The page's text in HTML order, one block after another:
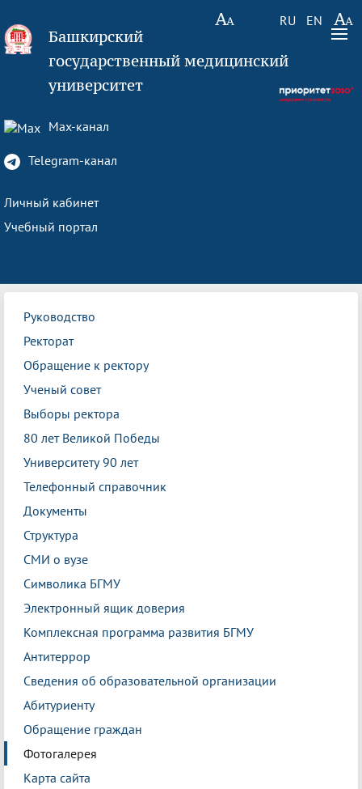
RU EN
Башкирский
государственный медицинский
университет
Max-канал
Telegram-канал
Личный кабинет
Учебный портал
Руководство
Ректорат
Обращение к ректору
Ученый совет
Выборы ректора
80 лет Великой Победы
Университету 90 лет
Телефонный справочник
Документы
Структура
СМИ о вузе
Символика БГМУ
Электронный ящик доверия
Комплексная программа развития БГМУ
Антитеррор
Сведения об образовательной организации
Абитуриенту
Обращение граждан
Фотогалерея
Карта сайта